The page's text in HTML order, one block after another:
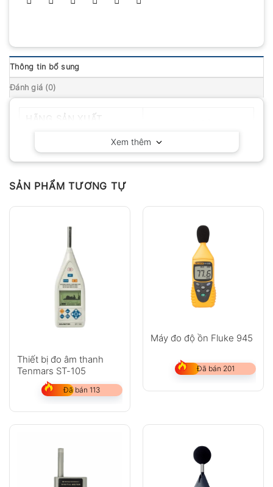
Thông tin bổ sung
Đánh giá (0)
Xem thêm
SẢN PHẨM TƯƠNG TỰ
Thiết bị đo âm thanh
Tenmars ST-105
Đã bán 113
Máy đo độ ồn Fluke 945
Đã bán 201